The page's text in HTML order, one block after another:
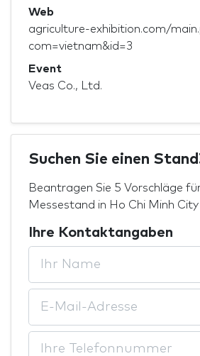
Web
agriculture-exhibition.com/
com=vietnam&id=3
Event
Veas Co., Ltd.
Suchen Sie einen
Beantragen Sie 5 Vorschläge
Messestand in Ho Chi Minh City
Ihre Kontaktangaben